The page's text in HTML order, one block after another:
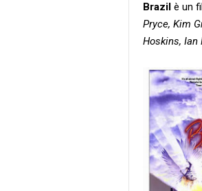
Brazil è un
Pryce, Kim
Hoskins, Ian